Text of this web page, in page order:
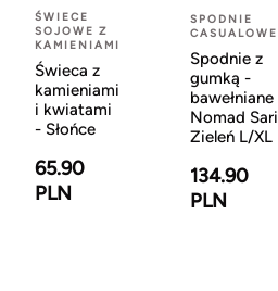
ŚWIECE
SOJOWE Z
KAMIENIAMI
Świeca z
kamieniami
i kwiatami
- Słońce
65.90
PLN
SPODNIE
CASUALOWE
Spodnie z
gumką -
bawełniane
Nomad Sari
Zieleń L/XL
134.90
PLN